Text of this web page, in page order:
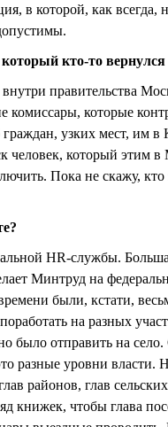
в которой, как всегда,
кто-то
правительства
комиссары, которые
граждан, узких мест, им
который этим в
Пока не скажу,
HR-службы.
Минтруд на
были, кстати,
на разных
было отправить на
разные уровни власти.
районов, глав
книжек, чтобы глава